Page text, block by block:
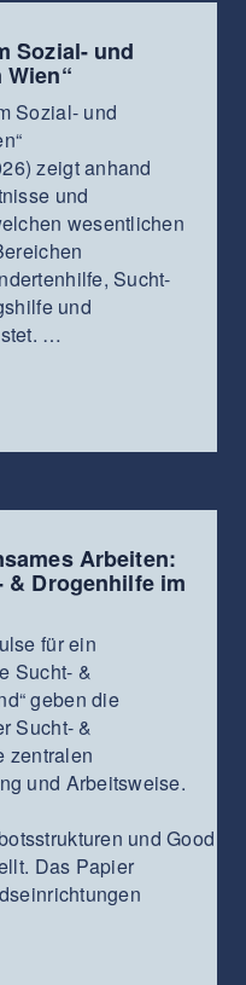
Sozial- und
Sozial- und
zeigt anhand
und
wesentlichen
Sucht-
und
…
Arbeiten:
& Drogenhilfe im
für ein
Sucht- &
geben die
Sucht- &
zentralen
und Arbeitsweise.
und Good
Das Papier